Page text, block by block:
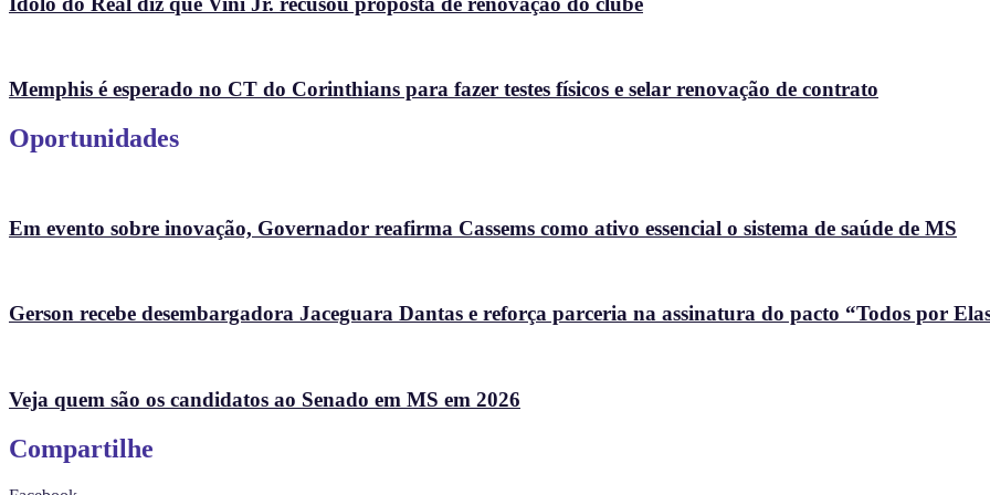
Memphis é esperado no CT do Corinthians para fazer testes físicos e selar renovação de contrato
Oportunidades
Em evento sobre inovação, Governador reafirma Cassems como ativo essencial o sistema de saúde de MS
Gerson recebe desembargadora Jaceguara Dantas e reforça parceria na assinatura do pacto “Todos por
Veja quem são os candidatos ao Senado em MS em 2026
Compartilhe